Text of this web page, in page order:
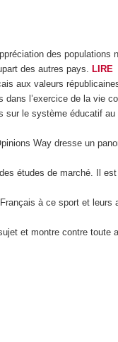
des populations
des autres pays. LIRE
aux valeurs
l’exercice de la vie
sur le système éducatif
Way dresse un
études de marché. Il
à ce sport et leurs
et montre contre toute